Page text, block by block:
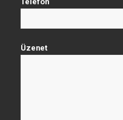
Üzenet